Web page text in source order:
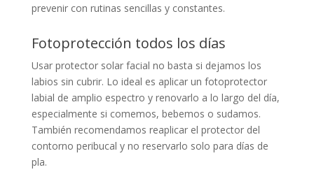
prevenir con rutinas sencillas y constantes.
Fotoprotección todos los días
Usar protector solar facial no basta si dejamos los
labios sin cubrir. Lo ideal es aplicar un fotoprotector
labial de amplio espectro y renovarlo a lo largo del día,
especialmente si comemos, bebemos o sudamos.
También recomendamos reaplicar el protector del
contorno peribucal y no reservarlo solo para días de
pla.